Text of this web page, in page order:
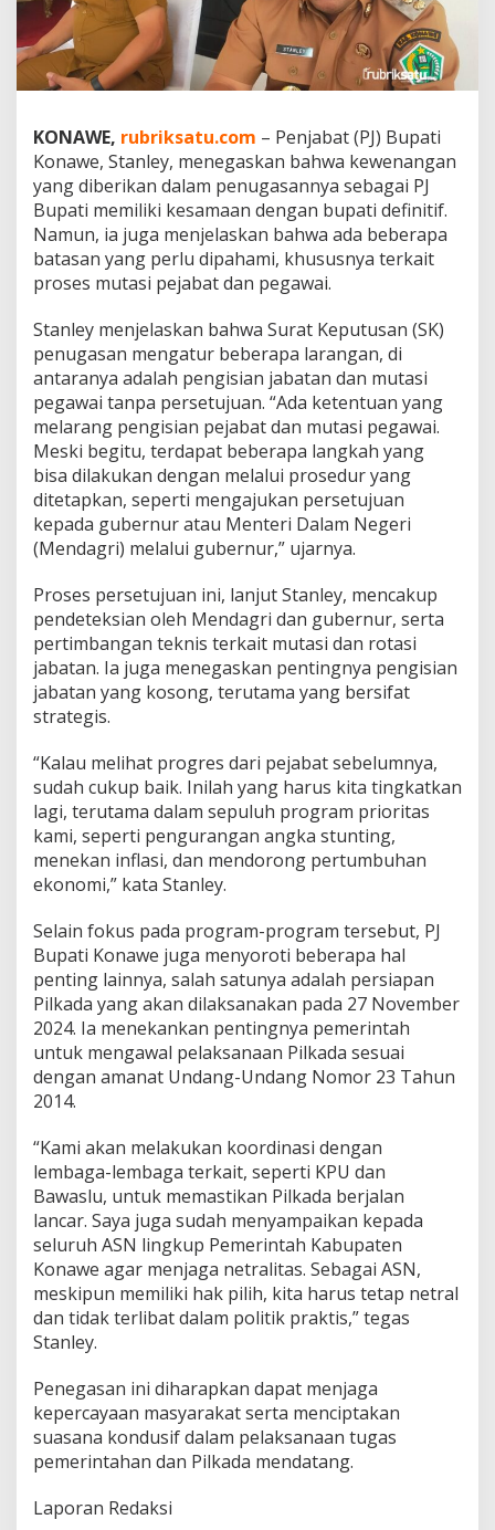
a
e
w
n
n
g
a
n
d
a
n
r
i
o
i
t
a
s
U
t
a
m
d
a
l
a
m
P
r
i
n
t
a
h
a
KONAWE, rubriksatu.com – Penjabat (PJ) Bupati
Konawe, Stanley, menegaskan bahwa kewenangan
yang diberikan dalam penugasannya sebagai PJ
Bupati memiliki kesamaan dengan bupati definitif.
Namun, ia juga menjelaskan bahwa ada beberapa
batasan yang perlu dipahami, khususnya terkait
proses mutasi pejabat dan pegawai.
Stanley menjelaskan bahwa Surat Keputusan (SK)
penugasan mengatur beberapa larangan, di
antaranya adalah pengisian jabatan dan mutasi
pegawai tanpa persetujuan. “Ada ketentuan yang
melarang pengisian pejabat dan mutasi pegawai.
Meski begitu, terdapat beberapa langkah yang
bisa dilakukan dengan melalui prosedur yang
ditetapkan, seperti mengajukan persetujuan
kepada gubernur atau Menteri Dalam Negeri
(Mendagri) melalui gubernur,” ujarnya.
Proses persetujuan ini, lanjut Stanley, mencakup
pendeteksian oleh Mendagri dan gubernur, serta
pertimbangan teknis terkait mutasi dan rotasi
jabatan. Ia juga menegaskan pentingnya pengisian
jabatan yang kosong, terutama yang bersifat
strategis.
“Kalau melihat progres dari pejabat sebelumnya,
sudah cukup baik. Inilah yang harus kita tingkatkan
lagi, terutama dalam sepuluh program prioritas
kami, seperti pengurangan angka stunting,
menekan inflasi, dan mendorong pertumbuhan
ekonomi,” kata Stanley.
Selain fokus pada program-program tersebut, PJ
Bupati Konawe juga menyoroti beberapa hal
penting lainnya, salah satunya adalah persiapan
Pilkada yang akan dilaksanakan pada 27 November
2024. Ia menekankan pentingnya pemerintah
untuk mengawal pelaksanaan Pilkada sesuai
dengan amanat Undang-Undang Nomor 23 Tahun
2014.
“Kami akan melakukan koordinasi dengan
lembaga-lembaga terkait, seperti KPU dan
Bawaslu, untuk memastikan Pilkada berjalan
lancar. Saya juga sudah menyampaikan kepada
seluruh ASN lingkup Pemerintah Kabupaten
Konawe agar menjaga netralitas. Sebagai ASN,
meskipun memiliki hak pilih, kita harus tetap netral
dan tidak terlibat dalam politik praktis,” tegas
Stanley.
Penegasan ini diharapkan dapat menjaga
kepercayaan masyarakat serta menciptakan
suasana kondusif dalam pelaksanaan tugas
pemerintahan dan Pilkada mendatang.
Laporan Redaksi